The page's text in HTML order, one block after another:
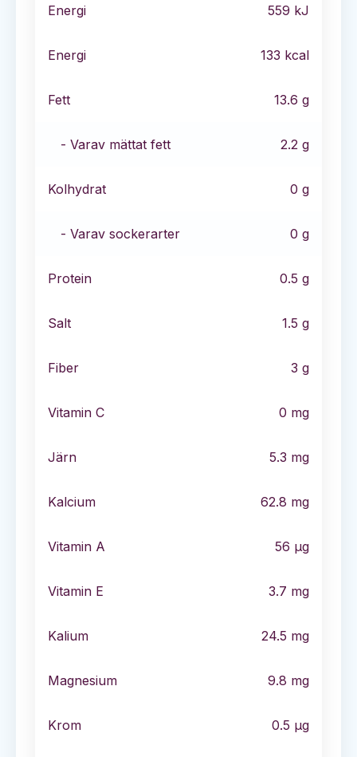
Energi 559 kJ
Energi 133 kcal
Fett 13.6 g
- Varav mättat fett 2.2 g
Kolhydrat 0 g
- Varav sockerarter 0 g
Protein 0.5 g
Salt 1.5 g
Fiber 3 g
Vitamin C 0 mg
Järn 5.3 mg
Kalcium 62.8 mg
Vitamin A 56 µg
Vitamin E 3.7 mg
Kalium 24.5 mg
Magnesium 9.8 mg
Krom 0.5 µg